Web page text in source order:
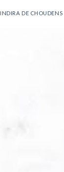
INDIRA DE CHOUDENS